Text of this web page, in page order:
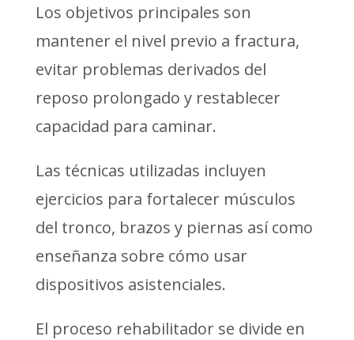
Los objetivos principales son
mantener el nivel previo a fractura,
evitar problemas derivados del
reposo prolongado y restablecer
capacidad para caminar.
Las técnicas utilizadas incluyen
ejercicios para fortalecer músculos
del tronco, brazos y piernas así como
enseñanza sobre cómo usar
dispositivos asistenciales.
El proceso rehabilitador se divide en